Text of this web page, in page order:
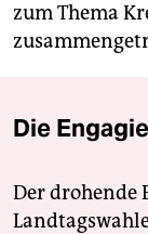
zum Thema
Die
Der drohende